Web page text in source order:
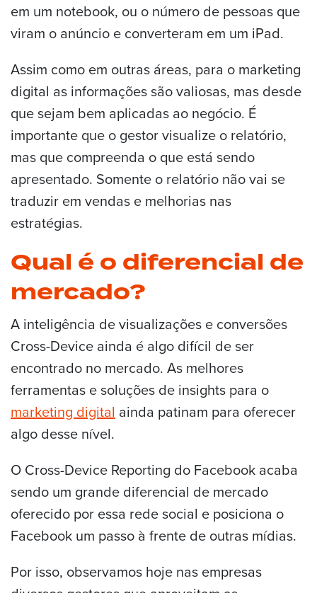
em um notebook, ou o número de pessoas que
viram o anúncio e converteram em um iPad.
Assim como em outras áreas, para o marketing
digital as informações são valiosas, mas desde
que sejam bem aplicadas ao negócio. É
importante que o gestor visualize o relatório,
mas que compreenda o que está sendo
apresentado. Somente o relatório não vai se
traduzir em vendas e melhorias nas
estratégias.
Qual é o diferencial de
mercado?
A inteligência de visualizações e conversões
Cross-Device ainda é algo difícil de ser
encontrado no mercado. As melhores
ferramentas e soluções de insights para o
marketing digital ainda patinam para oferecer
algo desse nível.
O Cross-Device Reporting do Facebook acaba
sendo um grande diferencial de mercado
oferecido por essa rede social e posiciona o
Facebook um passo à frente de outras mídias.
Por isso, observamos hoje nas empresas